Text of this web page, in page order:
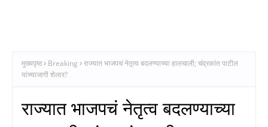
मुख्यपृष्ठ Breaking
राज्यात भाजपचं नेतृत्व बदलण्याच्या हालचाली; चंद्रकांत पाटील
यांच्याजागी शेलार?
राज्यात भाजपचं नेतृत्व बदलण्याच्या